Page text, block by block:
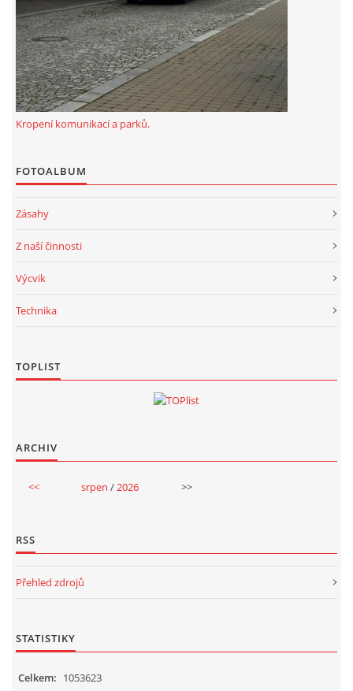
Kropení komunikací a parků.
FOTOALBUM
Zásahy
Z naší činnosti
Výcvik
Technika
TOPLIST
ARCHIV
<< srpen /2026 >>
RSS
Přehled zdrojů
STATISTIKY
Celkem: 1053623